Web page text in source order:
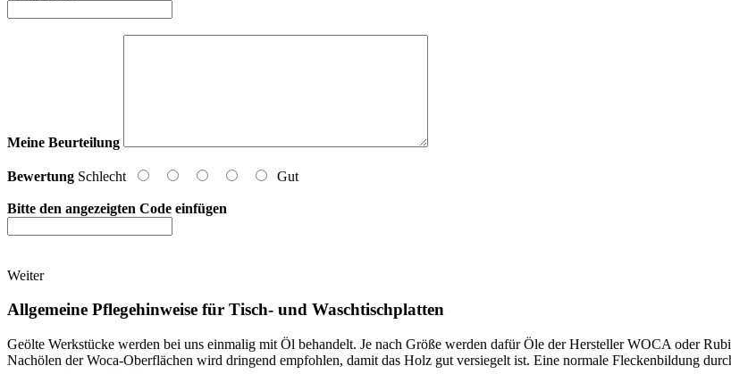
Meine Beurteilung
Bewertung Schlecht Gut
Bitte den angezeigten Code einfügen
Weiter
Allgemeine Pflegehinweise für Tisch- und Waschtischplatten
Geölte Werkstücke werden bei uns einmalig mit Öl behandelt. Je nach Größe werden dafür Öle der Hersteller WOCA oder
Nachölen der Woca-Oberflächen wird dringend empfohlen, damit das Holz gut versiegelt ist. Eine normale Fleckenbildung